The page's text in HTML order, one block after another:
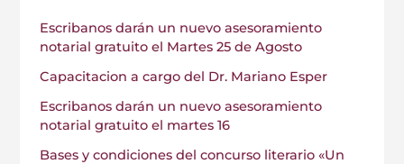
Escribanos darán un nuevo asesoramiento
notarial gratuito el Martes 25 de Agosto
Capacitacion a cargo del Dr. Mariano Esper
Escribanos darán un nuevo asesoramiento
notarial gratuito el martes 16
Bases y condiciones del concurso literario «Un